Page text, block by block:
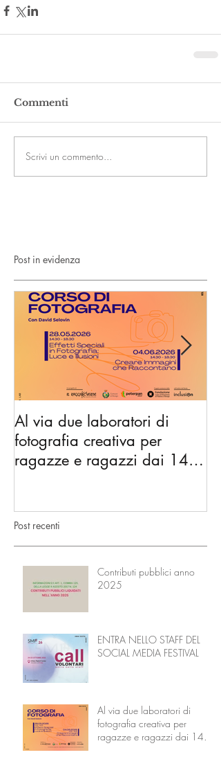
Commenti
Scrivi un commento...
Post in evidenza
Al via due laboratori di
fotografia creativa per
ragazze e ragazzi dai 14 ai
Post recenti
Contributi pubblici anno
2025
ENTRA NELLO STAFF DEL
SOCIAL MEDIA FESTIVAL
Al via due laboratori di
fotografia creativa per
ragazze e ragazzi dai 14 ai